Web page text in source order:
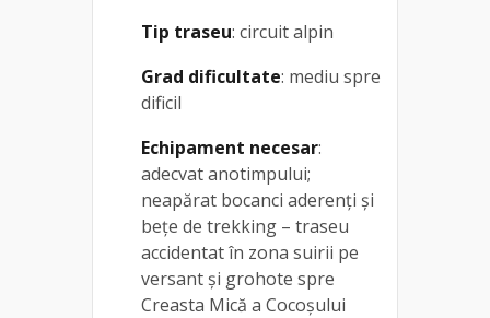
Tip traseu: circuit alpin
Grad dificultate: mediu spre
dificil
Echipament necesar:
adecvat anotimpului;
neapărat bocanci aderenți și
bețe de trekking – traseu
accidentat în zona suirii pe
versant și grohote spre
Creasta Mică a Cocoșului